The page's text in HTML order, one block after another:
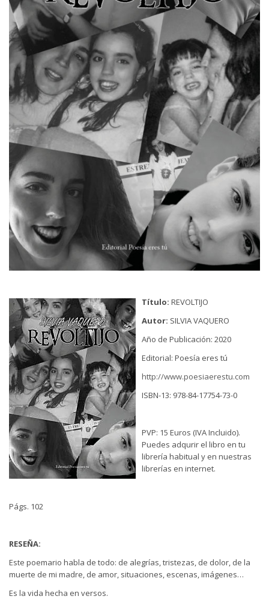
Título: REVOLTIJO
Autor: SILVIA VAQUERO
Año de Publicación: 2020
Editorial: Poesía eres tú
http://www.poesiaerestu.com
ISBN-13: 978-84-17754-73-0
PVP: 15 Euros (IVA Incluido).
Puedes adqurir el libro en tu
librería habitual y en nuestras
librerías en internet.
Págs. 102
RESEÑA:
Este poemario habla de todo: de alegrías, tristezas, de dolor, de la
muerte de mi madre, de amor, situaciones, escenas, imágenes…
Es la vida hecha en versos.